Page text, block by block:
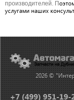
производителей. П
услугами наших
2026 ©
+7 (499) 951-19-